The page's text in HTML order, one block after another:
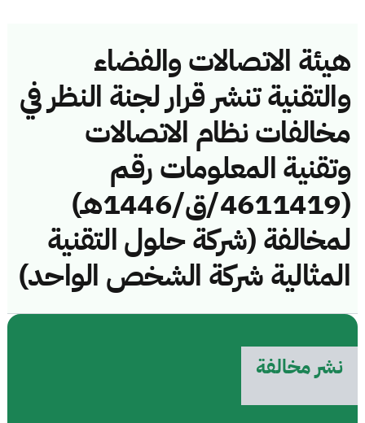
هيئة الاتصالات والفضاء
والتقنية تنشر قرار لجنة النظر في
مخالفات نظام الاتصالات
وتقنية المعلومات رقم
(4611419/ق/1446هـ)
لمخالفة (شركة حلول التقنية
المثالية شركة الشخص الواحد)
نشر مخالفة